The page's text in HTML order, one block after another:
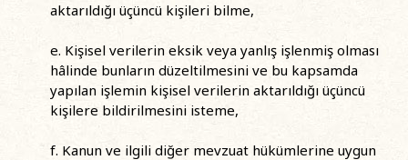
aktarıldığı üçüncü kişileri bilme,
e. Kişisel verilerin eksik veya yanlış işlenmiş olması
hâlinde bunların düzeltilmesini ve bu kapsamda
yapılan işlemin kişisel verilerin aktarıldığı üçüncü
kişilere bildirilmesini isteme,
f. Kanun ve ilgili diğer mevzuat hükümlerine uygun